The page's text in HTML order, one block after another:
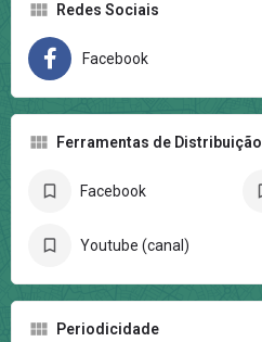
Redes Sociais
Facebook
Ferramentas de Distribuição
Facebook
Youtube (canal)
Periodicidade